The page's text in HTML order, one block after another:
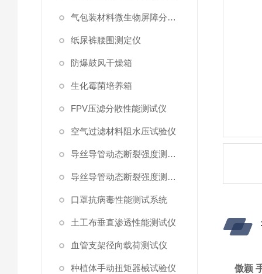
气包装材料微生物屏障分等试验仪
纸尿裤腰围测定仪
防爆鼓风干燥箱
生化霉菌培养箱
FPV压滤分散性能测试仪
空气过滤材料阻水压试验仪
导丝导管动态断裂强度测试仪 （峰值拉力）
导丝导管动态断裂强度测试仪
口罩抗病毒性能测试系统
土工布垂直渗透性能测试仪
血管支架径向载荷测试仪
种植体手动扭矩器械试验仪
傲颖